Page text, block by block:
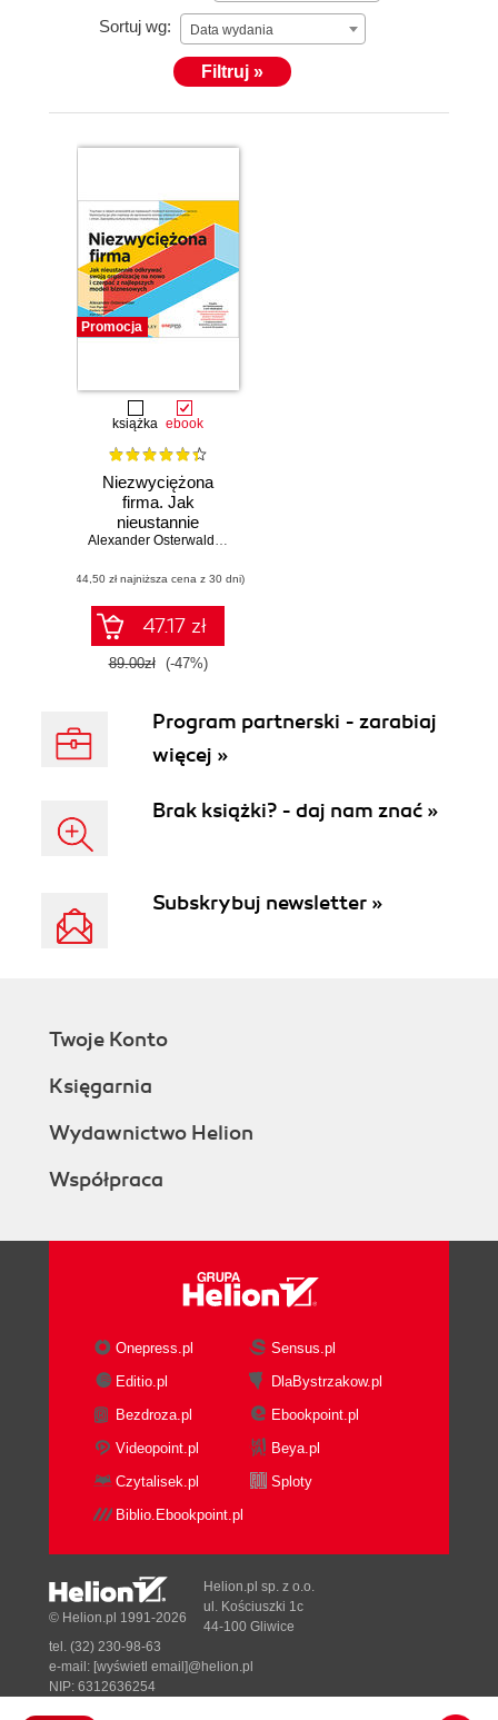
Sortuj wg: Data wydania
Filtruj »
Promocja
książka ebook
Niezwyciężona
firma. Jak
nieustannie
odkrywać swoją
nowo i czerpać z
najlepszych modeli
biznesowych
Alexander Osterwalder,
(44,50 zł najniższa cena z 30 dni)
47.17 zł
89.00zł (-47%)
Program partnerski - zarabiaj
więcej »
Brak książki? - daj nam znać »
Subskrybuj newsletter »
Twoje Konto
Księgarnia
Wydawnictwo Helion
Współpraca
Onepress.pl
Sensus.pl
Editio.pl
DlaBystrzakow.pl
Bezdroza.pl
Ebookpoint.pl
Videopoint.pl
Beya.pl
Czytalisek.pl
Sploty
Biblio.Ebookpoint.pl
© Helion.pl 1991-2026
Helion.pl sp. z o.o.
ul. Kościuszki 1c
44-100 Gliwice
tel. (32) 230-98-63
e-mail: [wyświetl email]@helion.pl
NIP: 6312636254